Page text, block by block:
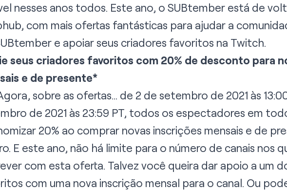
nesses anos todos. Este ano, o SUBtember está de
com mais ofertas fantásticas para ajudar a
e apoiar seus criadores favoritos na Twitch.
seus criadores favoritos com 20% de desconto para
e de presente*
sobre as ofertas… de 2 de setembro de 2021 às
de 2021 às 23:59 PT, todos os espectadores em
20% ao comprar novas inscrições mensais e de
E este ano, não há limite para o número de canais nos
com esta oferta. Talvez você queira dar apoio a um
com uma nova inscrição mensal para o canal. Ou